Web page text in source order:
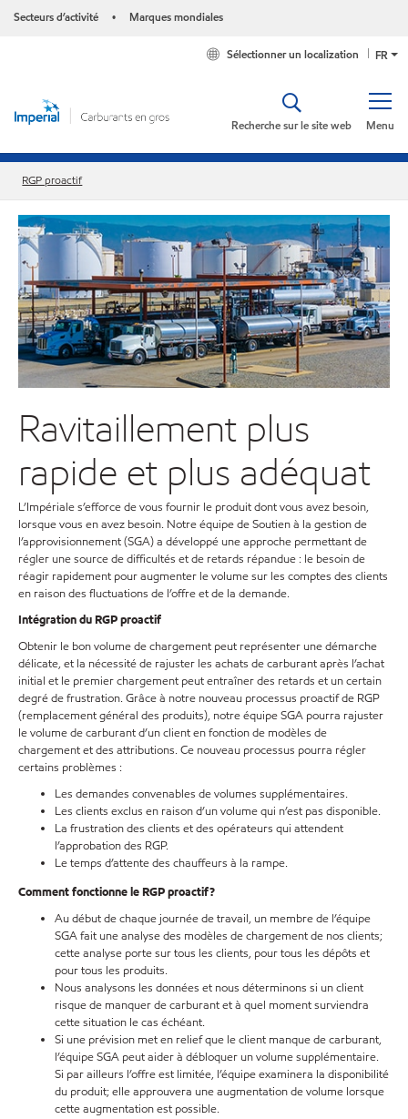
Secteurs d’activité • Marques mondiales
FR
Sélectionner un localization
Menu
Recherche sur le site web
RGP proactif
Ravitaillement plus
rapide et plus adéquat
L’Impériale s’efforce de vous fournir le produit dont vous avez besoin,
lorsque vous en avez besoin. Notre équipe de Soutien à la gestion de
l’approvisionnement (SGA) a développé une approche permettant de
régler une source de difficultés et de retards répandue : le besoin de
réagir rapidement pour augmenter le volume sur les comptes des clients
en raison des fluctuations de l’offre et de la demande.
Intégration du RGP proactif
Obtenir le bon volume de chargement peut représenter une démarche
délicate, et la nécessité de rajuster les achats de carburant après l’achat
initial et le premier chargement peut entraîner des retards et un certain
degré de frustration. Grâce à notre nouveau processus proactif de RGP
(remplacement général des produits), notre équipe SGA pourra rajuster
le volume de carburant d’un client en fonction de modèles de
chargement et des attributions. Ce nouveau processus pourra régler
certains problèmes :
Les demandes convenables de volumes supplémentaires.
Les clients exclus en raison d’un volume qui n’est pas disponible.
La frustration des clients et des opérateurs qui attendent
l’approbation des RGP.
Le temps d’attente des chauffeurs à la rampe.
Comment fonctionne le RGP proactif?
Au début de chaque journée de travail, un membre de l’équipe
SGA fait une analyse des modèles de chargement de nos clients;
cette analyse porte sur tous les clients, pour tous les dépôts et
pour tous les produits.
Nous analysons les données et nous déterminons si un client
risque de manquer de carburant et à quel moment surviendra
cette situation le cas échéant.
Si une prévision met en relief que le client manque de carburant,
l’équipe SGA peut aider à débloquer un volume supplémentaire.
Si par ailleurs l’offre est limitée, l’équipe examinera la disponibilité
du produit; elle approuvera une augmentation de volume lorsque
cette augmentation est possible.